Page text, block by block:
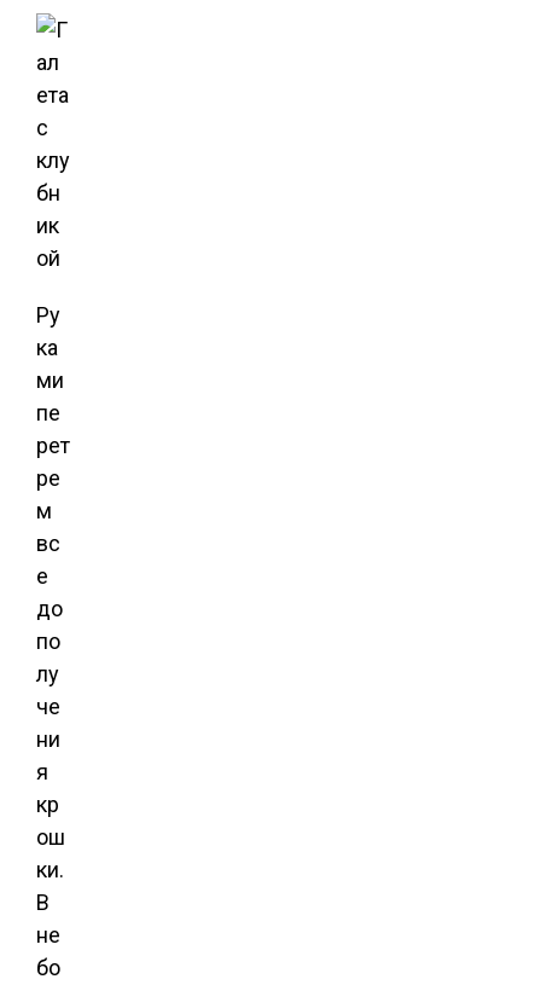
Ру
ка
ми
пе
рет
ре
м
вс
е
до
по
лу
че
ни
я
кр
ош
ки.
В
не
бо